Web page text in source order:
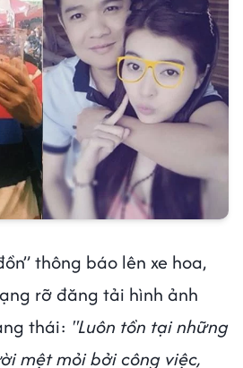
thông báo lên xe hoa,
rỡ đăng tải hình ảnh
thái: "Luôn tồn tại những
mệt mỏi bởi công việc,